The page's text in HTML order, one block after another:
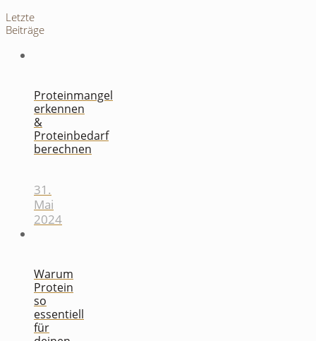
Letzte
Beiträge
Proteinmangel
erkennen
&
Proteinbedarf
berechnen
31.
Mai
2024
Warum
Protein
so
essentiell
für